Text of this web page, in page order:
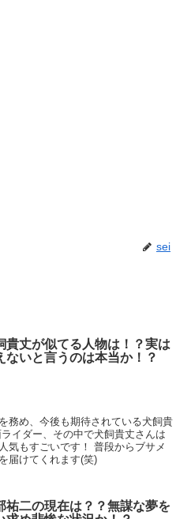
sei
貴丈が似てる人物は！？実は
ないと言うのは本当か！？
務め、今後も期待されている犬飼貴
イダー、その中で犬飼貴丈さんは
気もすごいです！ 普段からブサメ
届けてくれます(笑)
祐二の現在は？？無謀な夢を